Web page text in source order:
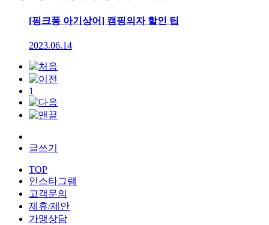
[핑크퐁 아기상어] 캠핑의자 할인 팁
2023.06.14
1
글쓰기
TOP
인스타그램
고객문의
제휴/제안
가맹상담